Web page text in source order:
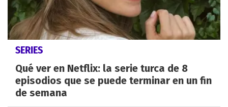
SERIES
Qué ver en Netflix: la serie turca de 8
episodios que se puede terminar en un fin
de semana